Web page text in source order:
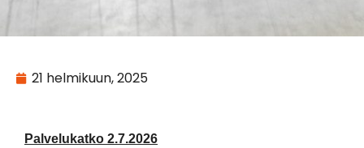
21 helmikuun, 2025
Palvelukatko 2.7.2026